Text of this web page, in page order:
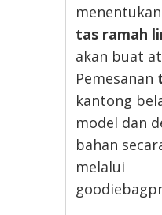
tas ramah
akan buat
Pemesanan
kantong
model dan
bahan
melalui